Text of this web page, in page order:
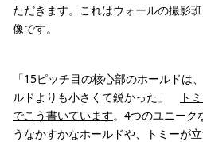
ただきます。これはウォールの撮影
像です。
「15ピッチ目の核心部のホールドは
ルドよりも小さくて鋭かった」
ト
でこう書いています。4つのユニーク
うなかすかなホールドや、トミーが